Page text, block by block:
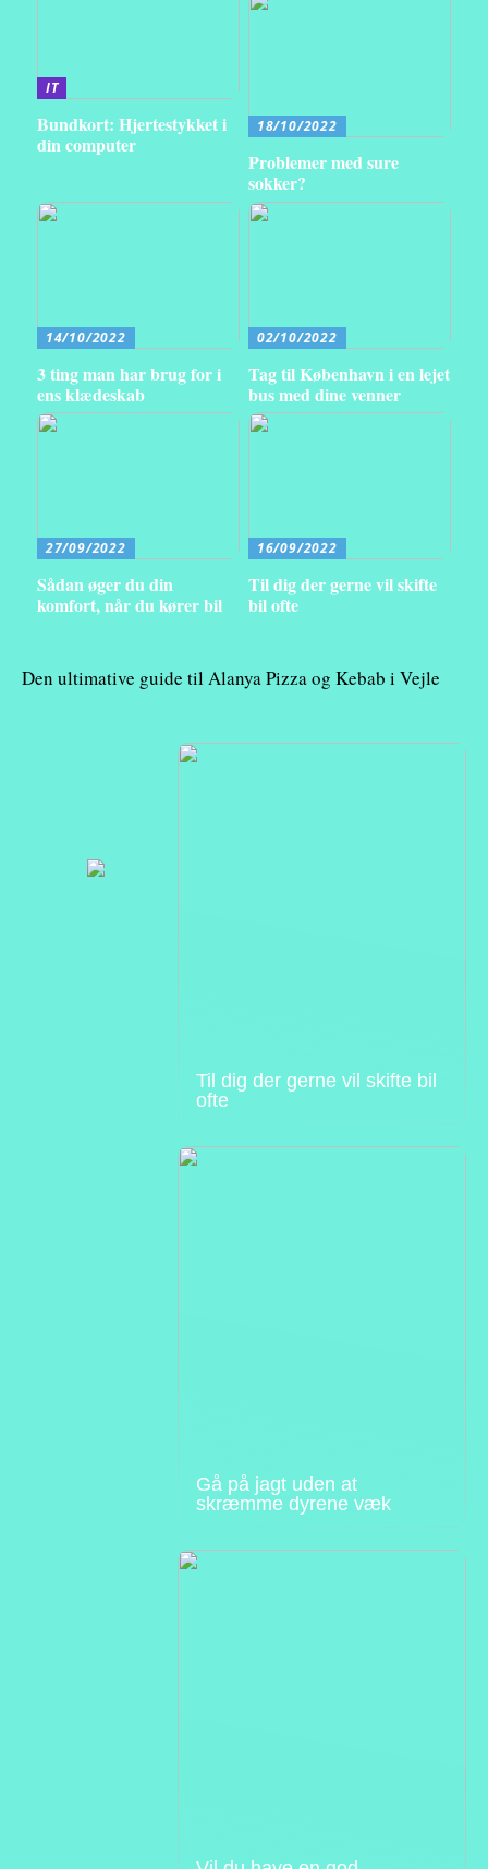
IT
Bundkort: Hjertestykket i
din computer
18/10/2022
Problemer med sure
sokker?
14/10/2022
3 ting man har brug for i
ens klædeskab
02/10/2022
Tag til København i en lejet
bus med dine venner
27/09/2022
Sådan øger du din
komfort, når du kører bil
16/09/2022
Til dig der gerne vil skifte
bil ofte
Den ultimative guide til Alanya Pizza og Kebab i Vejle
Til dig der gerne vil skifte bil
ofte
Gå på jagt uden at
skræmme dyrene væk